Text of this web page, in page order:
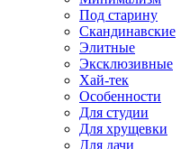
Под старину
Скандинавские
Элитные
Эксклюзивные
Хай-тек
Особенности
Для студии
Для хрущевки
Для дачи